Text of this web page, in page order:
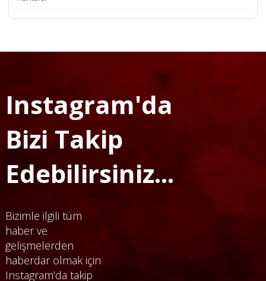
Instagram'da
Bizi Takip
Edebilirsiniz...
Bizimle ilgili tüm
haber ve
gelişmelerden
haberdar olmak için
Instagram’da takip